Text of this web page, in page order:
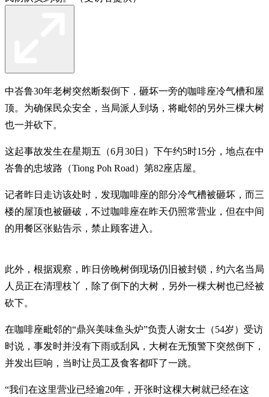
中峇鲁30年老树突然断裂倒下，砸坏一旁的咖啡座冷气槽和屋
顶。为确保民众安全，当局派人到场，将毗邻的另外三棵大树
也一并砍下。
这起事故发生在星期五（6月30日）下午约5时15分，地点在中
峇鲁的忠坡路（Tiong Poh Road）第82座店屋。
记者昨日走访该处时，发现咖啡座的部分冷气槽被砸坏，而三
楼的屋顶也被砸破，不过咖啡座在昨天仍照常营业，但在中间
的用餐区张贴告示，禁止顾客进入。
此外，根据观察，昨日傍晚树倒现场仍旧被封锁，约六名当局
人员正在清理枝丫，除了倒下的大树，另外一棵大树也已经被
砍下。
在咖啡座毗邻的“鼎兴美味鱼头炉”负责人谢女士（54岁）受访
时说，事发时并没有下雨或刮风，大树在无预警下突然倒下，
并发出巨响，当时让员工及食客都吓了一跳。
“我们在这里营业已经逾20年，开张时这棵大树就已经在这